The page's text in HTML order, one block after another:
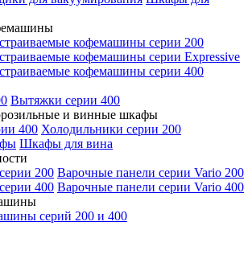
кофемашины серии 200
кофемашины серии Expressive
кофемашины серии 400
Вытяжки серии 400
и винные шкафы
400 Холодильники серии 200
Шкафы для вина
200 Варочные панели серии Vario 200
400 Варочные панели серии Vario 400
серий 200 и 400